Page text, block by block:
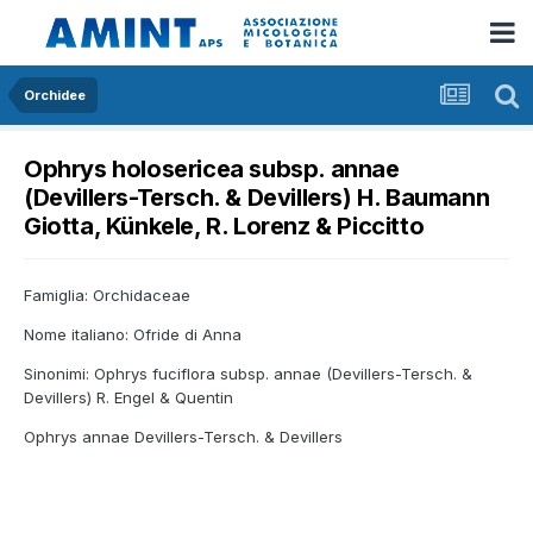
Orchidee
Ophrys holosericea subsp. annae
(Devillers-Tersch. & Devillers) H. Baumann
Giotta, Künkele, R. Lorenz & Piccitto
Famiglia: Orchidaceae
Nome italiano: Ofride di Anna
Sinonimi: Ophrys fuciflora subsp. annae (Devillers-Tersch. &
Devillers) R. Engel & Quentin
Ophrys annae Devillers-Tersch. & Devillers